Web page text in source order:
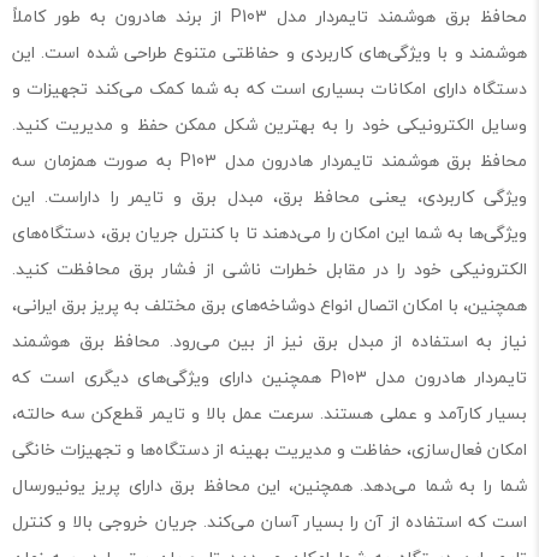
محافظ برق هوشمند تایمردار مدل P103 از برند هادرون به طور کاملاً
هوشمند و با ویژگی‌های کاربردی و حفاظتی متنوع طراحی شده است. این
دستگاه دارای امکانات بسیاری است که به شما کمک می‌کند تجهیزات و
وسایل الکترونیکی خود را به بهترین شکل ممکن حفظ و مدیریت کنید.
محافظ برق هوشمند تایمردار هادرون مدل P103 به صورت همزمان سه
ویژگی کاربردی، یعنی محافظ برق، مبدل برق و تایمر را داراست. این
ویژگی‌ها به شما این امکان را می‌دهند تا با کنترل جریان برق، دستگاه‌های
الکترونیکی خود را در مقابل خطرات ناشی از فشار برق‌ محافظت کنید.
همچنین، با امکان اتصال انواع دوشاخه‌های برق مختلف به پریز برق ایرانی،
نیاز به استفاده از مبدل برق نیز از بین می‌رود. محافظ برق هوشمند
تایمردار هادرون مدل P103 همچنین دارای ویژگی‌های دیگری است که
بسیار کارآمد و عملی هستند. سرعت عمل بالا و تایمر قطع‌کن سه حالته،
امکان فعال‌سازی، حفاظت و مدیریت بهینه از دستگاه‌ها و تجهیزات خانگی
شما را به شما می‌دهد. همچنین، این محافظ برق دارای پریز یونیورسال
است که استفاده از آن را بسیار آسان می‌کند. جریان خروجی بالا و کنترل